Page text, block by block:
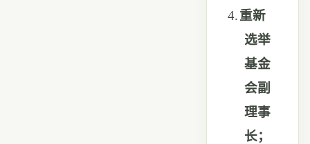
4.重新
选举
基金
会副
理事
长；